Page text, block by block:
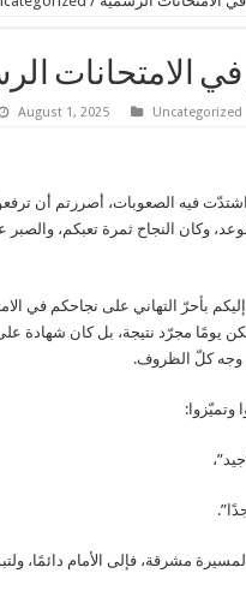
الامتحانات
August 1, 2025 Uncategorized
فيه الصعوبات، أصررتم أن
وكان النجاح ثمرة تعبكم، والصبر
بأحرّ التهاني على نجاحكم في
يومًا مجرّد نتيجة، بل كان شهادة
وجه كلّ الظروف.
وتميّزوا:
مشرقة، فإلى الأمام دائمًا،